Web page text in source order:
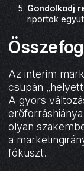
Gondolkodj
riportok
Az interim
csupán
A gyors
olyan
a
fókuszt.